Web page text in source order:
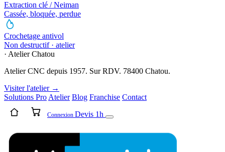
Extraction clé / Neiman
Cassée, bloquée, perdue
Crochetage antivol
Non destructif · atelier
· Atelier Chatou
Atelier CNC depuis 1957. Sur RDV. 78400 Chatou.
Visiter l'atelier →
Solutions Pro Atelier Blog Franchise Contact
Connexion Devis 1h